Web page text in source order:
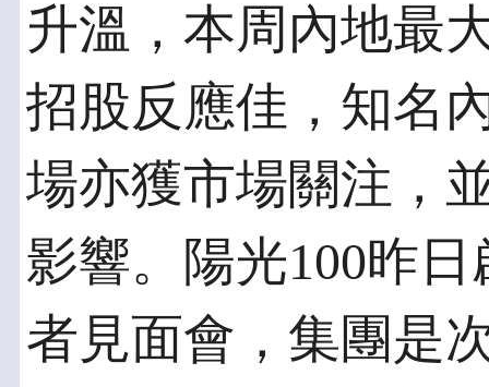
升溫，本周內地最
招股反應佳，知名
場亦獲市場關注，
影響。陽光100昨
者見面會，集團是